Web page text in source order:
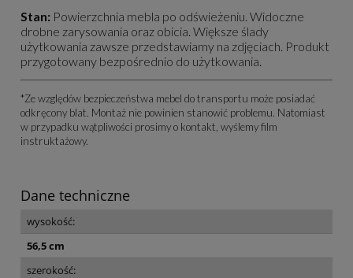
Stan: Powierzchnia mebla po odświeżeniu. Widoczne
drobne zarysowania oraz obicia. Większe ślady
użytkowania zawsze przedstawiamy na zdjęciach. Produkt
przygotowany bezpośrednio do użytkowania.
*Ze względów bezpieczeństwa mebel do transportu może posiadać
odkręcony blat. Montaż nie powinien stanowić problemu. Natomiast
w przypadku wątpliwości prosimy o kontakt, wyślemy film
instruktażowy.
Dane techniczne
wysokość:
56,5 cm
szerokość: